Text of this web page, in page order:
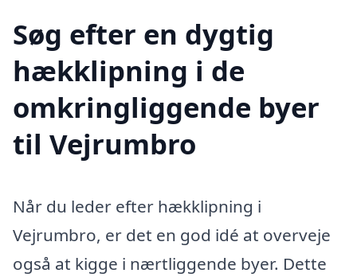
Søg efter en dygtig
hækklipning i de
omkringliggende byer
til Vejrumbro
Når du leder efter hækklipning i
Vejrumbro, er det en god idé at overveje
også at kigge i nærtliggende byer. Dette